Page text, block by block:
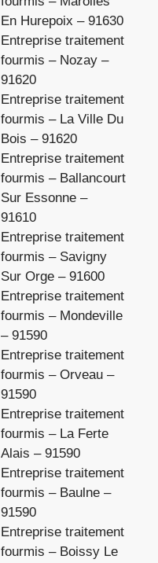
En Hurepoix – 91630
Entreprise traitement
fourmis – Nozay –
91620
Entreprise traitement
fourmis – La Ville Du
Bois – 91620
Entreprise traitement
fourmis – Ballancourt
Sur Essonne –
91610
Entreprise traitement
fourmis – Savigny
Sur Orge – 91600
Entreprise traitement
fourmis – Mondeville
– 91590
Entreprise traitement
fourmis – Orveau –
91590
Entreprise traitement
fourmis – La Ferte
Alais – 91590
Entreprise traitement
fourmis – Baulne –
91590
Entreprise traitement
fourmis – Boissy Le